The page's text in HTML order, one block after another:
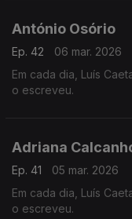
António Osório
Ep. 42
06 mar. 2026
Em cada dia, Luís
o escreveu.
Adriana
Ep. 41
05 mar. 2026
Em cada dia, Luís
o escreveu.